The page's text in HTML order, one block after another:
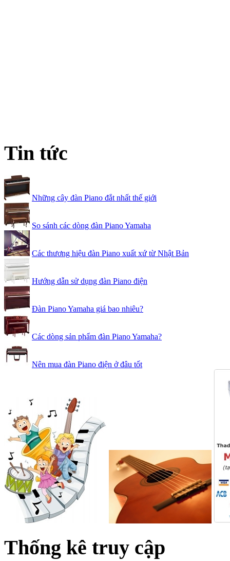
Tin tức
Những cây đàn Piano đắt nhất thế giới
So sánh các dòng đàn Piano Yamaha
Các thương hiệu đàn Piano xuất xứ từ Nhật Bản
Hướng dẫn sử dụng đàn Piano điện
Đàn Piano Yamaha giá bao nhiêu?
Các dòng sản phẩm đàn Piano Yamaha?
Nên mua đàn Piano điện ở đâu tốt
Thống kê truy cập